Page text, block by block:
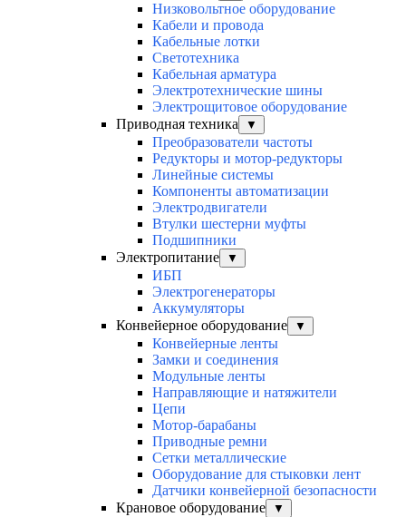
Низковольтное оборудование
Кабели и провода
Кабельные лотки
Светотехника
Кабельная арматура
Электротехнические шины
Электрощитовое оборудование
Приводная техника
▼
Преобразователи частоты
Редукторы и мотор-редукторы
Линейные системы
Компоненты автоматизации
Электродвигатели
Втулки шестерни муфты
Подшипники
Электропитание
▼
ИБП
Электрогенераторы
Аккумуляторы
Конвейерное оборудование
▼
Конвейерные ленты
Замки и соединения
Модульные ленты
Направляющие и натяжители
Цепи
Мотор-барабаны
Приводные ремни
Сетки металлические
Оборудование для стыковки лент
Датчики конвейерной безопасности
Крановое оборудование
▼